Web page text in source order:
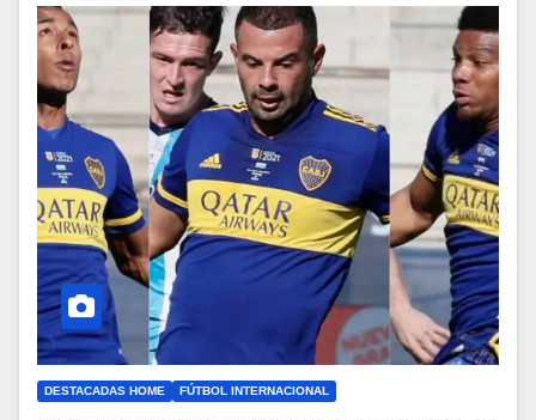
DESTACADAS HOME FÚTBOL INTERNACIONAL